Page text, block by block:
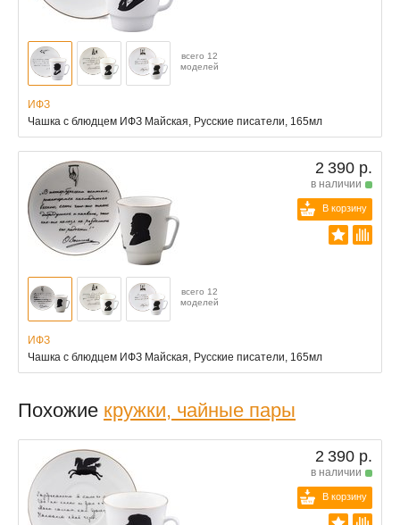
всего 12
моделей
ИФЗ
Чашка с блюдцем ИФЗ Майская, Русские писатели, 165мл
2 390 р.
в наличии
В корзину
всего 12
моделей
ИФЗ
Чашка с блюдцем ИФЗ Майская, Русские писатели, 165мл
Похожие кружки, чайные пары
2 390 р.
в наличии
В корзину